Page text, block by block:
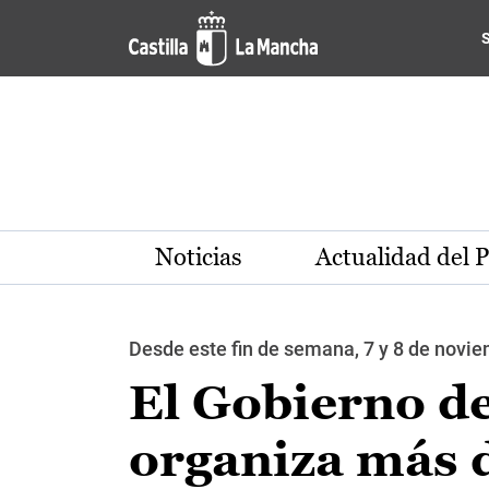
Pasar al contenido principal
Noticias Actualidad del
Desde este fin de semana, 7 y 8 de
El Gobierno
organiza más